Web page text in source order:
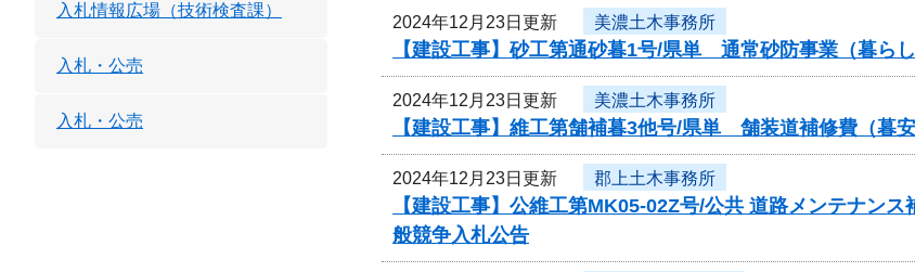
2024年12月23日更新 美濃土木事務所
【建設工事】砂工第通砂暮1号/県単 通常砂防事業（暮ら
2024年12月23日更新 美濃土木事務所
【建設工事】維工第舗補暮3他号/県単 舗装道補修費（暮
2024年12月23日更新 郡上土木事務所
【建設工事】公維工第MK05-02Z号/公共 道路メンテナン
般競争入札公告
入札情報広場（技術検査課）
入札・公売
入札・公売